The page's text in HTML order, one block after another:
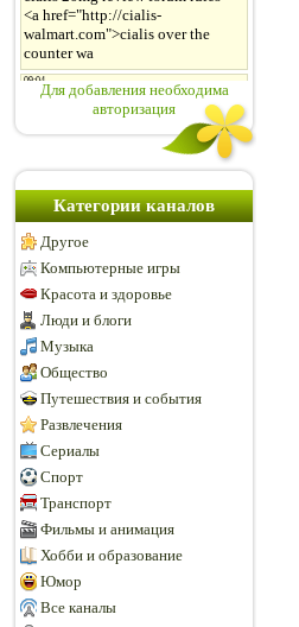
Для добавления необходима
авторизация
Категории каналов
Другое
Компьютерные игры
Красота и здоровье
Люди и блоги
Музыка
Общество
Путешествия и события
Развлечения
Сериалы
Спорт
Транспорт
Фильмы и анимация
Хобби и образование
Юмор
Все каналы